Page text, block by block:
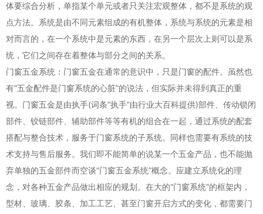
体要综合分析，单指某个单元或者只关注宏观整体，都不是系统的观
点方法。系统是由不同元素组成的有机整体，系统与系统的元素是相
对而言的，在一个系统中是元素的东西，在另一个层次上则可以是系
统，它们之间存在着整体与部分之间的关系。
门窗五金系统：门窗五金在通常的意识中，只是门窗的配件。虽然也
有“五金配件是门窗系统的心脏”的说法，但实际并未得到真正的重
视。门窗五金是由执手(词条“执手”由行业大百科提供)部件、传动锁闭
部件、铰链部件、辅助部件等等有机的组合在一起，通过系统的配套
搭配与整合技术，服务于门窗系统的子系统。同样也需要有系统的技
术支持与售后服务。我们即不能简单的说某一个五金产品，也不能抛
弃单独的五金部件而空谈“门窗五金系统”概念。应建立系统化的理
念，对各种五金产品做出相应的规划。在大的“门窗系统”的框架内，
型材、玻璃、胶条、加工工艺、甚至门窗开启方式的变化，都需要门